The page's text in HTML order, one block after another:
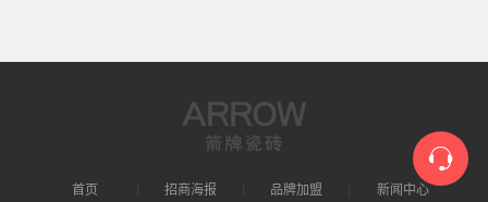
首页 招商海报 品牌加盟
新闻中心